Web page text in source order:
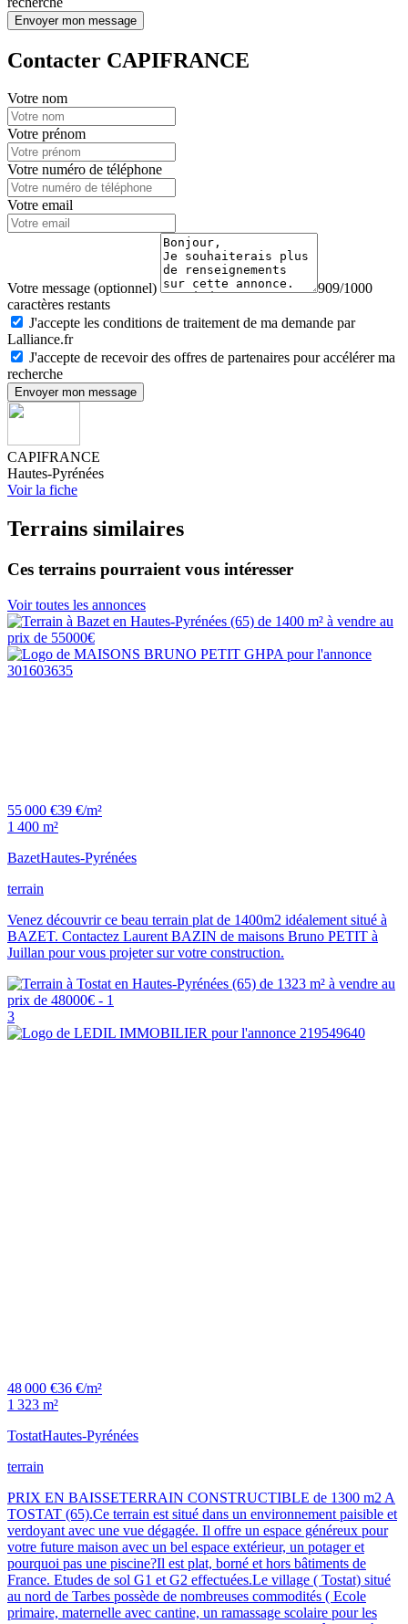
Envoyer mon message
Contacter CAPIFRANCE
Votre nom
Votre prénom
Votre numéro de téléphone
Votre email
Votre message (optionnel)
909/1000
caractères restants
J'accepte les conditions de traitement de ma demande par
Lalliance.fr
J'accepte de recevoir des offres de partenaires pour accélérer ma
recherche
Envoyer mon message
CAPIFRANCE
Hautes-Pyrénées
Voir la fiche
Terrains similaires
Ces terrains pourraient vous intéresser
Voir toutes les annonces
55 000 €39 €/m²
1 400 m²
BazetHautes-Pyrénées
terrain
Venez découvrir ce beau terrain plat de 1400m2 idéalement situé à
BAZET. Contactez Laurent BAZIN de maisons Bruno PETIT à
Juillan pour vous projeter sur votre construction.
3
48 000 €36 €/m²
1 323 m²
TostatHautes-Pyrénées
terrain
PRIX EN BAISSETERRAIN CONSTRUCTIBLE de 1300 m2 A
TOSTAT (65).Ce terrain est situé dans un environnement paisible et
verdoyant avec une vue dégagée. Il offre un espace généreux pour
votre future maison avec un bel espace extérieur, un potager et
pourquoi pas une piscine?Il est plat, borné et hors bâtiments de
France. Etudes de sol G1 et G2 effectuées.Le village ( Tostat) situé
au nord de Tarbes possède de nombreuses commodités ( Ecole
primaire, maternelle avec cantine, un ramassage scolaire pour les